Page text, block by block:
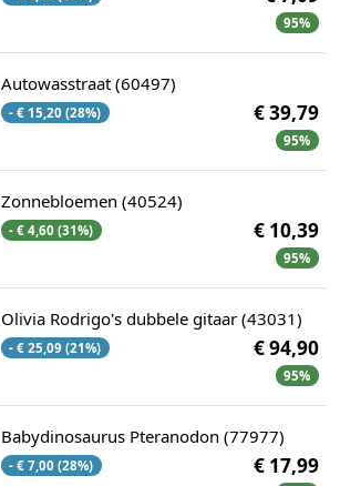
95%
Autowasstraat (60497)
- € 15,20 (28%) € 39,79
95%
Zonnebloemen (40524)
- € 4,60 (31%) € 10,39
95%
Olivia Rodrigo's dubbele gitaar (43031)
- € 25,09 (21%) € 94,90
95%
Babydinosaurus Pteranodon (77977)
- € 7,00 (28%) € 17,99